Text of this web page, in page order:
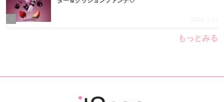
2026.7.14
もっとみる